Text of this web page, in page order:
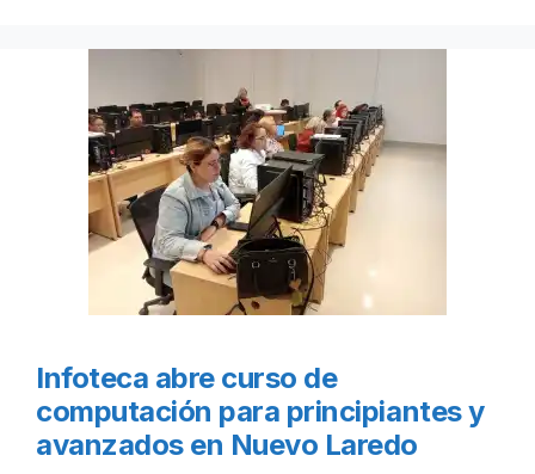
Infoteca abre curso de
computación para principiantes y
avanzados en Nuevo Laredo